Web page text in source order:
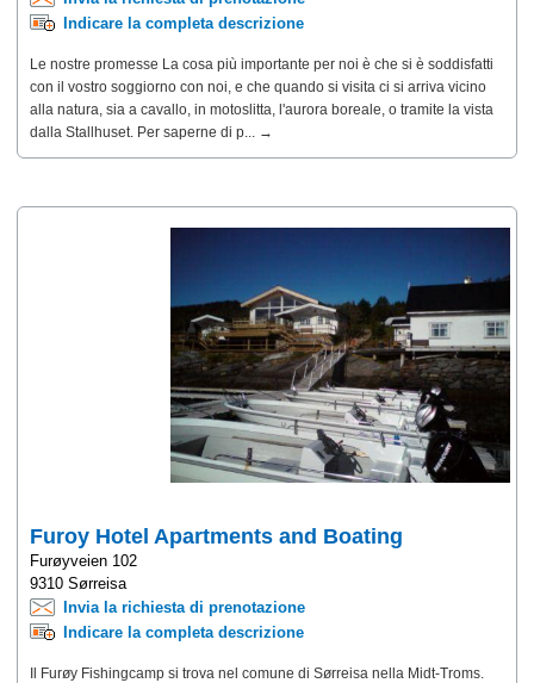
Indicare la completa descrizione
Le nostre promesse La cosa più importante per noi è che si è soddisfatti
con il vostro soggiorno con noi, e che quando si visita ci si arriva vicino
alla natura, sia a cavallo, in motoslitta, l'aurora boreale, o tramite la vista
dalla Stallhuset. Per saperne di p... →
Furoy Hotel Apartments and Boating
Furøyveien 102
9310 Sørreisa
Invia la richiesta di prenotazione
Indicare la completa descrizione
Il Furøy Fishingcamp si trova nel comune di Sørreisa nella Midt-Troms.